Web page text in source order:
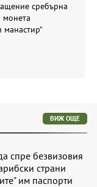
сребърна
монета
ВИЖ ОЩЕ
спре безвизовия
страни
им паспорти